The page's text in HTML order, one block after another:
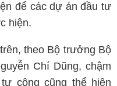
để các dự án đầu tư
hiện.
theo Bộ trưởng Bộ
Chí Dũng, chậm
công cũng thể hiện